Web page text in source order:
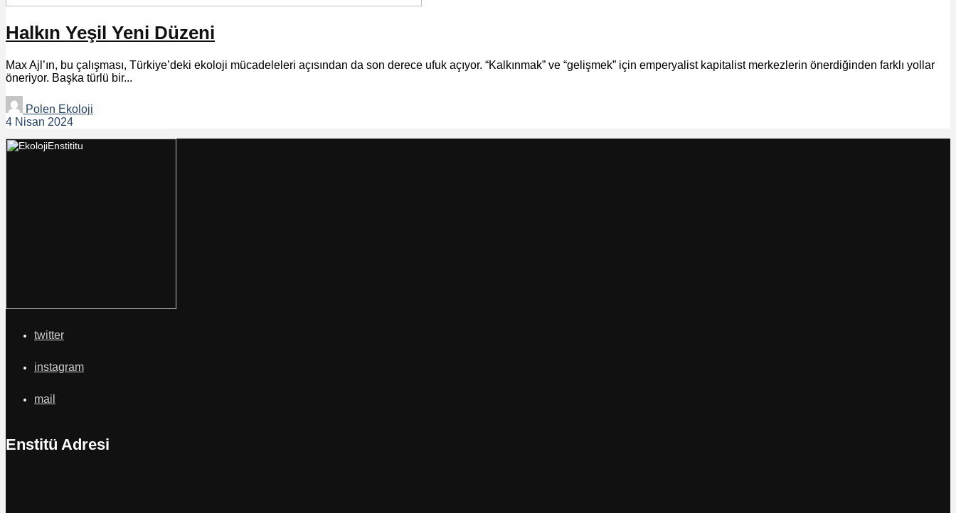
Halkın Yeşil Yeni Düzeni
Max Ajl’ın, bu çalışması, Türkiye’deki ekoloji mücadeleleri açısından da son derece ufuk açıyor. “Kalkınmak” ve “gelişmek” için emperyalist kapitalist merkezlerin önerdiğinden farklı yollar
öneriyor. Başka türlü bir...
Polen Ekoloji
4 Nisan 2024
twitter
instagram
mail
Enstitü Adresi